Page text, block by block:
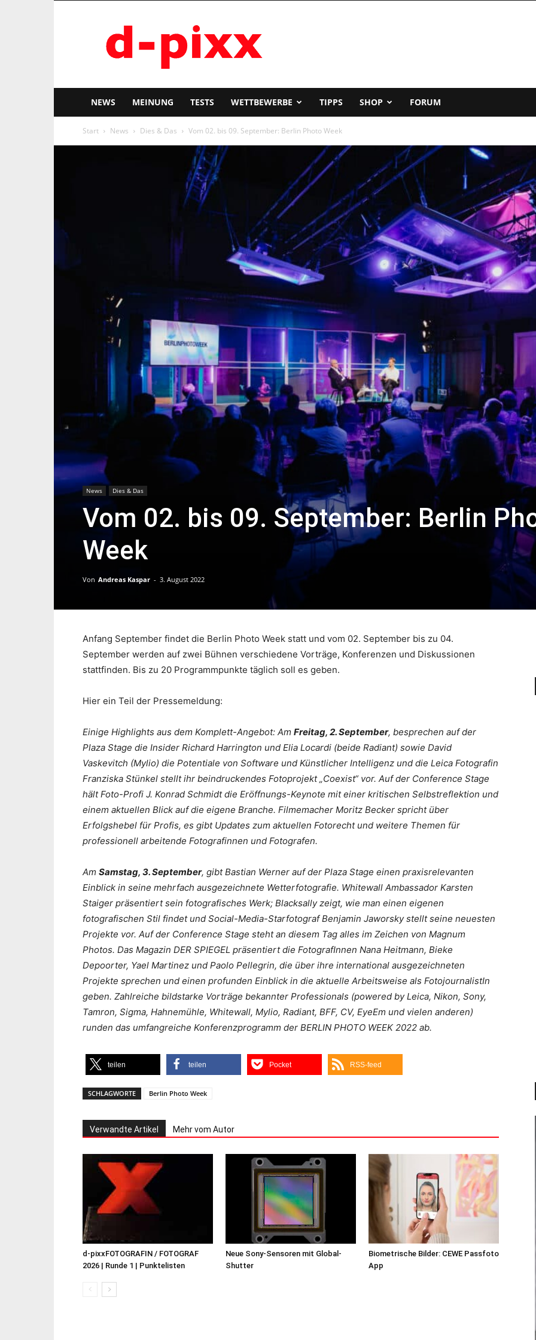
pixx
NEWS MEINUNG TESTS WETTBEWERBE TIPPS SHOP FORUM
Start News Dies & Das Vom 02. bis 09. September: Berlin Photo Week
News Dies & Das
Vom 02. bis 09. September: Berlin
Week
Von Andreas Kaspar - 3. August 2022
Anfang September findet die Berlin Photo Week statt und vom 02. September bis zu 04.
September werden auf zwei Bühnen verschiedene Vorträge, Konferenzen und Diskussionen
stattfinden. Bis zu 20 Programmpunkte täglich soll es geben.
Hier ein Teil der Pressemeldung:
Einige Highlights aus dem Komplett-Angebot: Am Freitag, 2. September, besprechen auf der
Plaza Stage die Insider Richard Harrington und Elia Locardi (beide Radiant) sowie David
Vaskevitch (Mylio) die Potentiale von Software und Künstlicher Intelligenz und die Leica Fotografin
Franziska Stünkel stellt ihr beindruckendes Fotoprojekt „Coexist“ vor. Auf der Conference Stage
hält Foto-Profi J. Konrad Schmidt die Eröffnungs-Keynote mit einer kritischen Selbstreflektion und
einem aktuellen Blick auf die eigene Branche. Filmemacher Moritz Becker spricht über
Erfolgshebel für Profis, es gibt Updates zum aktuellen Fotorecht und weitere Themen für
professionell arbeitende Fotografinnen und Fotografen.
Am Samstag, 3. September, gibt Bastian Werner auf der Plaza Stage einen praxisrelevanten
Einblick in seine mehrfach ausgezeichnete Wetterfotografie. Whitewall Ambassador Karsten
Staiger präsentiert sein fotografisches Werk; Blacksally zeigt, wie man einen eigenen
fotografischen Stil findet und Social-Media-Starfotograf Benjamin Jaworsky stellt seine neuesten
Projekte vor. Auf der Conference Stage steht an diesem Tag alles im Zeichen von Magnum
Photos. Das Magazin DER SPIEGEL präsentiert die FotografInnen Nana Heitmann, Bieke
Depoorter, Yael Martinez und Paolo Pellegrin, die über ihre international ausgezeichneten
Projekte sprechen und einen profunden Einblick in die aktuelle Arbeitsweise als FotojournalistIn
geben. Zahlreiche bildstarke Vorträge bekannter Professionals (powered by Leica, Nikon, Sony,
Tamron, Sigma, Hahnemühle, Whitewall, Mylio, Radiant, BFF, CV, EyeEm und vielen anderen)
runden das umfangreiche Konferenzprogramm der BERLIN PHOTO WEEK 2022 ab.
teilen teilen Pocket RSS-feed
SCHLAGWORTE Berlin Photo Week
Verwandte Artikel Mehr vom Autor
d-pixxFOTOGRAFIN / FOTOGRAF
2026 | Runde 1 | Punktelisten
Neue Sony-Sensoren mit Global-
Shutter
Biometrische Bilder: CEWE Passfoto
App